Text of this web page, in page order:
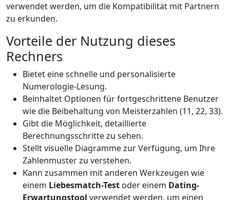
verwendet werden, um die Kompatibilität mit Partnern
zu erkunden.
Vorteile der Nutzung dieses
Rechners
Bietet eine schnelle und personalisierte
Numerologie-Lesung.
Beinhaltet Optionen für fortgeschrittene Benutzer
wie die Beibehaltung von Meisterzahlen (11, 22, 33).
Gibt die Möglichkeit, detaillierte
Berechnungsschritte zu sehen.
Stellt visuelle Diagramme zur Verfügung, um Ihre
Zahlenmuster zu verstehen.
Kann zusammen mit anderen Werkzeugen wie
einem Liebesmatch-Test oder einem Dating-
Erwartungstool verwendet werden, um einen